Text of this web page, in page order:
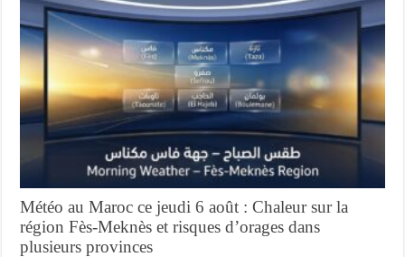
Météo au Maroc ce jeudi 6 août : Chaleur sur la
région Fès-Meknès et risques d’orages dans
plusieurs provinces